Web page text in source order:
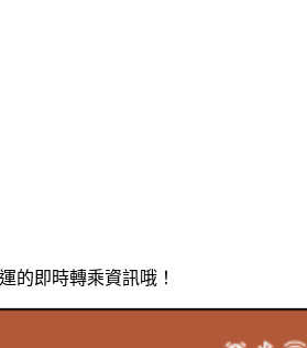
的即時轉乘資訊哦！